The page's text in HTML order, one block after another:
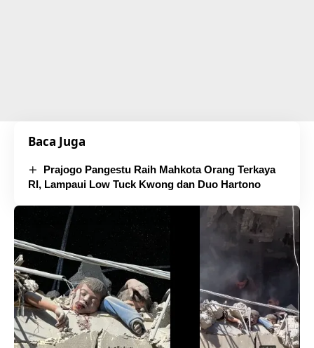
Baca Juga
Prajogo Pangestu Raih Mahkota Orang Terkaya
RI, Lampaui Low Tuck Kwong dan Duo Hartono